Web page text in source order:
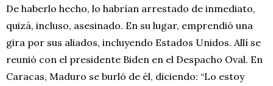
De haberlo hecho, lo habrían arrestado de inmediato,
quizá, incluso, asesinado. En su lugar, emprendió una
gira por sus aliados, incluyendo Estados Unidos. Allí se
reunió con el presidente Biden en el Despacho Oval. En
Caracas, Maduro se burló de él, diciendo: “Lo estoy